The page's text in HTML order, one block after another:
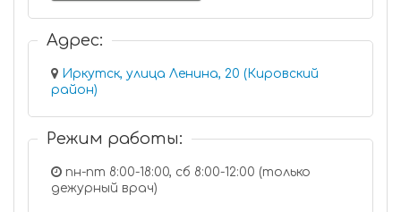
Адрес:
Иркутск, улица Ленина, 20 (Кировский
район)
Режим работы:
пн-пт 8:00-18:00, сб 8:00-12:00 (только
дежурный врач)